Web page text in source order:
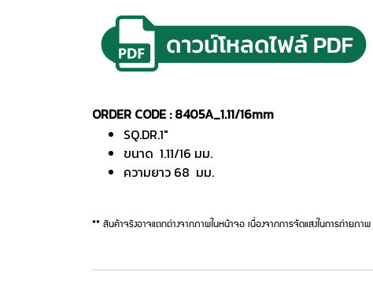
ORDER CODE : 8405A_1.11/16mm
SQ.DR.1"
ขนาด 1.11/16 มม.
ความยาว 68 มม.
** สินค้าจริงอาจแตกต่างจากภาพในหน้าจอ เนื่องจากการจัดแสงในการถ่ายภ